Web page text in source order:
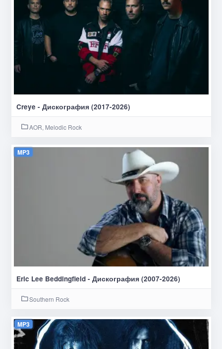
Creye - Дискография (2017-2026)
AOR, Melodic Rock
MP3
Eric Lee Beddingfield - Дискография (2007-2026)
Southern Rock
MP3